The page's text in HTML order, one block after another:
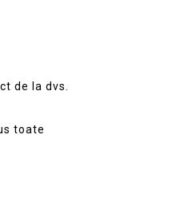
de la dvs.
toate